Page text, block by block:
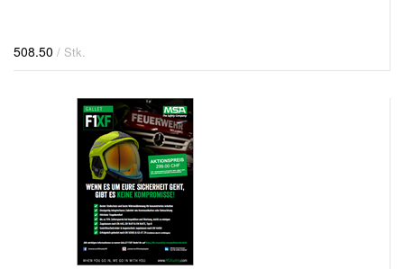
508.50 / Stk.